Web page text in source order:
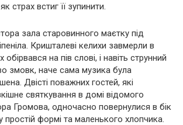
страх встиг її зупинити.
зала старовинного маєтку під
Кришталеві келихи завмерли в
обірвався на пів слові, і навіть струнний
змовк, наче сама музика була
Двісті поважних гостей, які
святкування в домі відомого
Громова, одночасно повернулися в бік
простій формі та маленького хлопчика.